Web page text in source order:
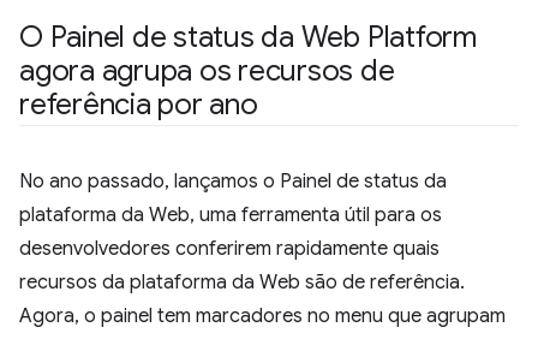
O Painel de status da Web Platform
agora agrupa os recursos de
referência por ano
No ano passado, lançamos o Painel de status da
plataforma da Web, uma ferramenta útil para os
desenvolvedores conferirem rapidamente quais
recursos da plataforma da Web são de referência.
Agora, o painel tem marcadores no menu que agrupam